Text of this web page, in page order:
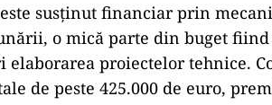
susținut financiar prin
o mică parte din buget
elaborarea proiectelor tehnice.
de peste 425.000 de euro,